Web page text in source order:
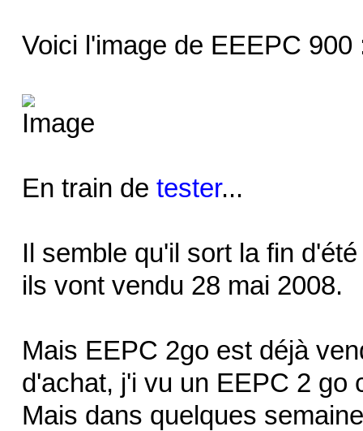
Voici l'image de EEEPC 900
En train de tester...
Il semble qu'il sort la fin
ils vont vendu 28 mai 2008.
Mais EEPC 2go est déjà
d'achat, j'i vu un EEPC 2 go
Mais dans quelques